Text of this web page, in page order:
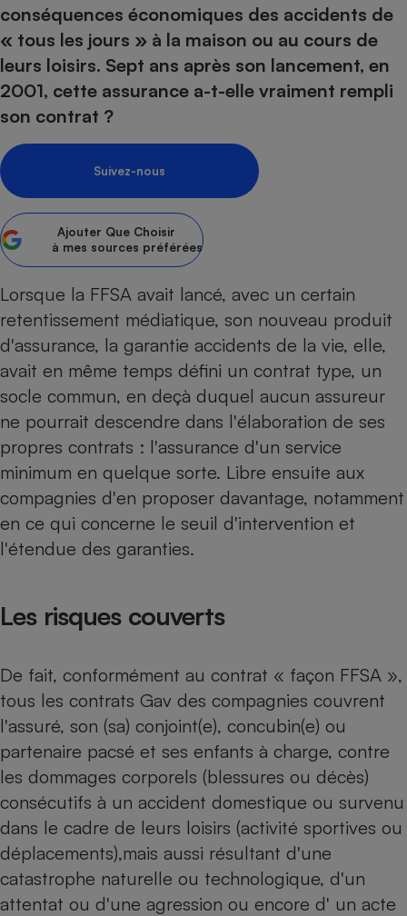
conséquences économiques des accidents de
« tous les jours » à la maison ou au cours de
leurs loisirs. Sept ans après son lancement, en
2001, cette assurance a-t-elle vraiment rempli
son contrat ?
Suivez-nous
Ajouter Que Choisir
à mes sources préférées
Lorsque la FFSA avait lancé, avec un certain
retentissement médiatique, son nouveau produit
d'assurance, la garantie accidents de la vie, elle,
avait en même temps défini un contrat type, un
socle commun, en deçà duquel aucun assureur
ne pourrait descendre dans l'élaboration de ses
propres contrats : l'assurance d'un service
minimum en quelque sorte. Libre ensuite aux
compagnies d'en proposer davantage, notamment
en ce qui concerne le seuil d'intervention et
l'étendue des garanties.
Les risques couverts
De fait, conformément au contrat « façon FFSA »,
tous les contrats Gav des compagnies couvrent
l'assuré, son (sa) conjoint(e), concubin(e) ou
partenaire pacsé et ses enfants à charge, contre
les dommages corporels (blessures ou décès)
consécutifs à un accident domestique ou survenu
dans le cadre de leurs loisirs (activité sportives ou
déplacements),mais aussi résultant d'une
catastrophe naturelle ou technologique, d'un
attentat ou d'une agression ou encore d' un acte
Sécurité - Hygiène
Complément
alimentaire
Assurance
Banque - Crédit
Epargne - Fiscalité
Assurance emprunteur
Circulation routière
Contrôle technique -
Pièce détachée
Comparateur auto
Comparatif
Comparatif hotte
Comparatif climatiseur
Comparatif robot cuiseur
Comparatif centrale
Gros électroménager
Petit électroménager -
Lave-linge
Plaque de cuisson à
induction
Électricité - Gaz
Comparatif casque audio
Comparatif imprimante
Comparatif ordinateur
Image et son
Informatique
Internet
Téléphonie
Téléphone mobile -
Smartphone
Crédit immobilier
Comparatif tondeuse
Comparatif radiateur
Chauffage
Produit d'entretien
Sécurité domestique
Radiateur électrique
Hygiène - Beauté
Mutuelle
Antimoustique
Maison de retraite
Choisir son fioul
Choisir son pellet
Comparateur assurance emprunteur
Energie Moins Chère Ensemble
Tous les comparateurs
Toutes les cartes interactives
Speedtest - Testez le débit de votre
connexion Internet